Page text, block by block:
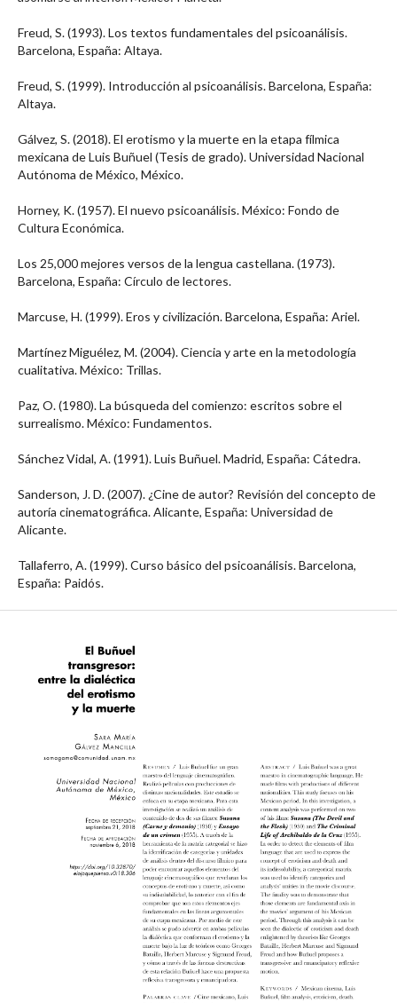
Freud, S. (1993). Los textos fundamentales del psicoanálisis.
Barcelona, España: Altaya.
Freud, S. (1999). Introducción al psicoanálisis. Barcelona, España:
Altaya.
Gálvez, S. (2018). El erotismo y la muerte en la etapa fílmica
mexicana de Luis Buñuel (Tesis de grado). Universidad Nacional
Autónoma de México, México.
Horney, K. (1957). El nuevo psicoanálisis. México: Fondo de
Cultura Económica.
Los 25,000 mejores versos de la lengua castellana. (1973).
Barcelona, España: Círculo de lectores.
Marcuse, H. (1999). Eros y civilización. Barcelona, España: Ariel.
Martínez Miguélez, M. (2004). Ciencia y arte en la metodología
cualitativa. México: Trillas.
Paz, O. (1980). La búsqueda del comienzo: escritos sobre el
surrealismo. México: Fundamentos.
Sánchez Vidal, A. (1991). Luis Buñuel. Madrid, España: Cátedra.
Sanderson, J. D. (2007). ¿Cine de autor? Revisión del concepto de
autoría cinematográfica. Alicante, España: Universidad de
Alicante.
Tallaferro, A. (1999). Curso básico del psicoanálisis. Barcelona,
España: Paidós.